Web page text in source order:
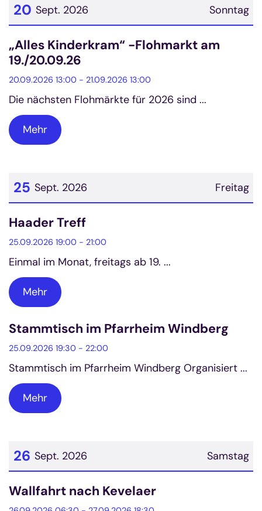
Sonntag
20 Sept. 2026
Datum: 20. September 2026
„Alles Kinderkram“ -Flohmarkt am
19./20.09.26
20.09.2026 13:00 - 21.09.2026 13:00
Die nächsten Flohmärkte für 2026 sind ...
Mehr
Freitag
25 Sept. 2026
Datum: 25. September 2026
Haader Treff
25.09.2026 19:00 - 21:00
Einmal im Monat, freitags ab 19. ...
Mehr
Stammtisch im Pfarrheim Windberg
25.09.2026 19:30 - 22:00
Stammtisch im Pfarrheim Windberg Organisiert ...
Mehr
Samstag
26 Sept. 2026
Datum: 26. September 2026
Wallfahrt nach Kevelaer